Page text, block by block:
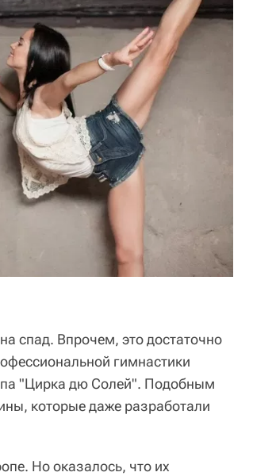
спад. Впрочем, это достаточно
гимнастики
"Цирка дю Солей". Подобным
которые даже разработали
Но оказалось, что их